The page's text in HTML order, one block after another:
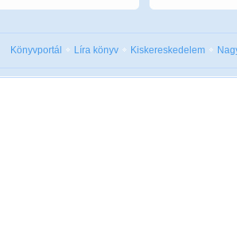
Könyvportál Líra könyv Kiskereskedelem